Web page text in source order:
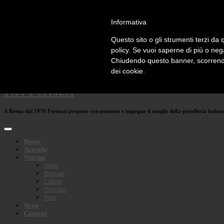
F.F. Feriozzi
A Roma dal 1970 Feriozzi propone con passione e impegno il meglio della gioielleria
Home
Azienda
Vetrina
Anelli
Bracciali
Collane
Orecchini
Varie
News
Contatti
Informativa
Questo sito o gli strumenti terzi da
policy. Se vuoi saperne di più o
Chiudendo questo banner,
dei cookie.